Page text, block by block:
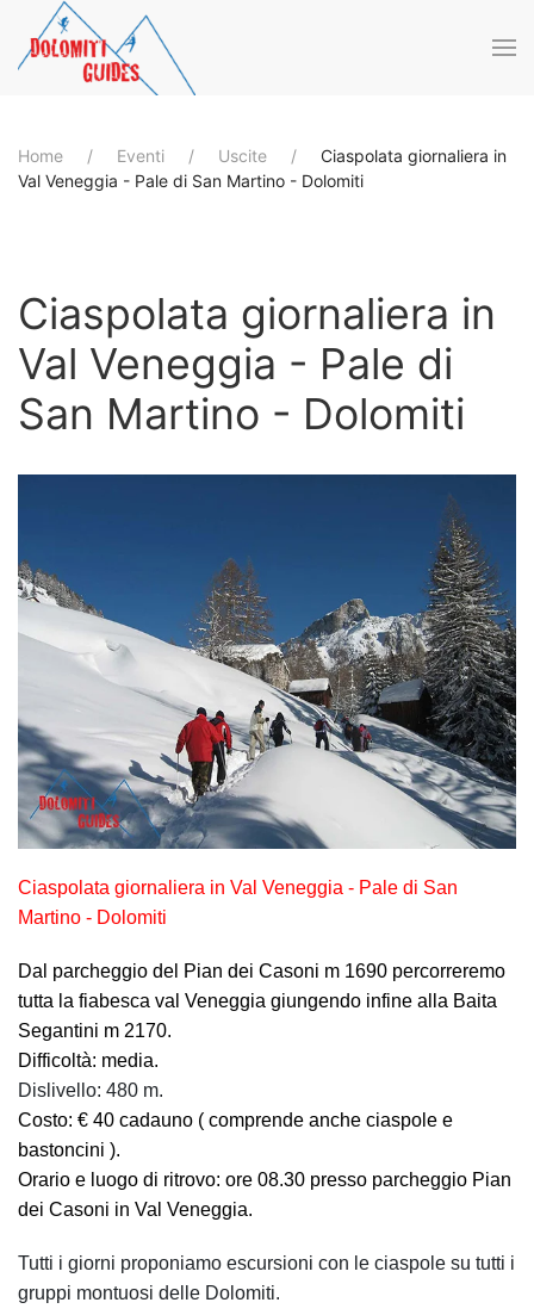
Skip to main content
Home Eventi Uscite
Ciaspolata giornaliera in
Val Veneggia - Pale di San Martino - Dolomiti
Ciaspolata giornaliera in
Val Veneggia - Pale di
San Martino - Dolomiti
Ciaspolata giornaliera in Val Veneggia - Pale di San
Martino - Dolomiti
Dal parcheggio del Pian dei Casoni m 1690 percorreremo
tutta la fiabesca val Veneggia giungendo infine alla Baita
Segantini m 2170.
Difficoltà: media.
Dislivello: 480 m.
Costo: € 40 cadauno ( comprende anche ciaspole e
bastoncini ).
Orario e luogo di ritrovo: ore 08.30 presso parcheggio Pian
dei Casoni in Val Veneggia.
Tutti i giorni proponiamo escursioni con le ciaspole su tutti i
gruppi montuosi delle Dolomiti.